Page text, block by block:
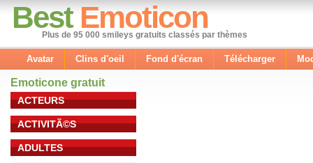
Best Emoticon
Plus de 95 000 smileys gratuits classés par thèmes
Avatar Clins d'oeil Fond d'écran Télécharger
Emoticone gratuit
ACTEURS
ACTIVITÃ©S
ADULTES